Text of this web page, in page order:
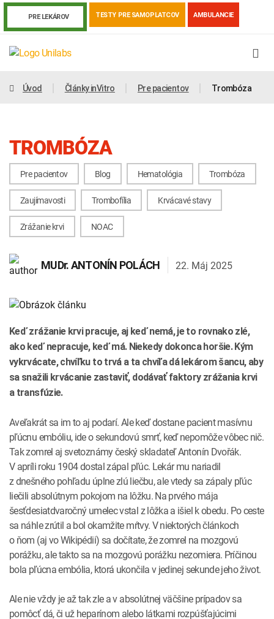
PRE LEKÁROV TESTY PRE SAMOPLATCOV AMBULANCIE
Genetika Covid-19
Kortizol Odberová príručka
Human papillomavirus (HPV)
Úvod Články inVitro Pre pacientov Trombóza
TROMBÓZA
Pre pacientov Blog Hematológia Trombóza
Zaujímavosti Trombofília Krvácavé stavy
Zrážanie krvi NOAC
MUDr.ANTONÍN POLÁCH 22. Máj 2025
Keď zrážanie krvi pracuje, aj keď nemá, je to rovnako zlé,
ako keď nepracuje, keď má. Niekedy dokonca horšie. Kým
vykrvácate, chvíľku to trvá a ta chvíľa dá lekárom šancu, aby
sa snažili krvácanie zastaviť, dodávať faktory zrážania krvi
a transfúzie.
Aveľakrát sa im to aj podarí. Ale keď dostane pacient masívnu
pľúcnu embóliu, ide o sekundovú smrť, keď nepomôže vôbec nič.
Tak zomrel aj svetoznámy český skladateľ Antonín Dvořák.
V apríli roku 1904 dostal zápal pľúc. Lekár mu nariadil
z dnešného pohľadu úplne zlú liečbu, ale vtedy sa zápaly pľúc
liečili absolútnym pokojom na lôžku. Na prvého mája
šesťdesiatdvaročný umelec vstal z lôžka a išiel k obedu. Po ceste
sa náhle zrútil a bol okamžite mŕtvy. V niektorých článkoch
o ňom (aj vo Wikipédii) sa dočítate, že zomrel na mozgovú
porážku, ale takto sa na mozgovú porážku nezomiera. Príčinou
bola pľúcna embólia, ktorá ukončila v jedinej sekunde jeho život.
Ale nie vždy je až tak zle a v absolútnej väčšine prípadov sa
pomôcť dá, či už heparínom alebo látkami rozpúšťajúcimi